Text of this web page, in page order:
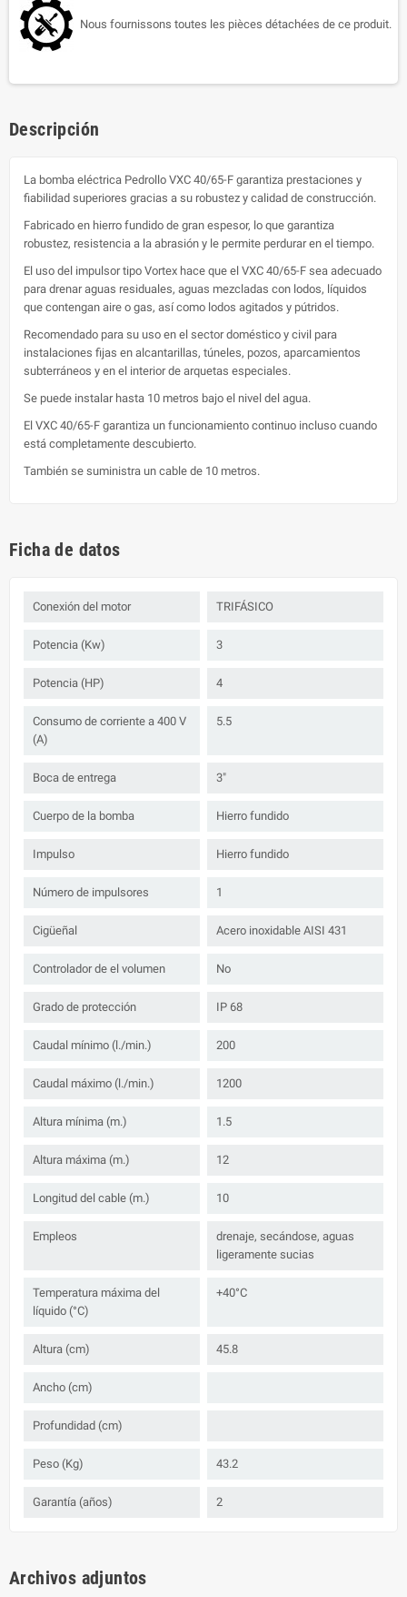
Nous fournissons toutes les pièces détachées de ce produit.
Descripción
La bomba eléctrica Pedrollo VXC 40/65-F garantiza prestaciones y
fiabilidad superiores gracias a su robustez y calidad de construcción.
Fabricado en hierro fundido de gran espesor, lo que garantiza
robustez, resistencia a la abrasión y le permite perdurar en el tiempo.
El uso del impulsor tipo Vortex hace que el VXC 40/65-F sea adecuado
para drenar aguas residuales, aguas mezcladas con lodos, líquidos
que contengan aire o gas, así como lodos agitados y pútridos.
Recomendado para su uso en el sector doméstico y civil para
instalaciones fijas en alcantarillas, túneles, pozos, aparcamientos
subterráneos y en el interior de arquetas especiales.
Se puede instalar hasta 10 metros bajo el nivel del agua.
El VXC 40/65-F garantiza un funcionamiento continuo incluso cuando
está completamente descubierto.
También se suministra un cable de 10 metros.
Ficha de datos
Conexión del motor TRIFÁSICO
Potencia (Kw) 3
Potencia (HP) 4
Consumo de corriente a 400 V
(A)
5.5
Boca de entrega 3"
Cuerpo de la bomba Hierro fundido
Impulso Hierro fundido
Número de impulsores 1
Cigüeñal Acero inoxidable AISI 431
Controlador de el volumen No
Grado de protección IP 68
Caudal mínimo (l./min.) 200
Caudal máximo (l./min.) 1200
Altura mínima (m.) 1.5
Altura máxima (m.) 12
Longitud del cable (m.) 10
Empleos
drenaje, secándose, aguas
ligeramente sucias
Temperatura máxima del
líquido (°C)
+40°C
Altura (cm) 45.8
Ancho (cm)
Profundidad (cm)
Peso (Kg) 43.2
Garantía (años) 2
Archivos adjuntos